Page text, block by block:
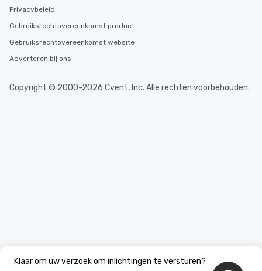
Klaar om uw verzoek om inlichtingen te versturen?
Privacybeleid
Gebruiksrechtovereenkomst product
Gebruiksrechtovereenkomst website
Adverteren bij ons
Copyright © 2000-2026 Cvent, Inc. Alle rechten voorbehouden.